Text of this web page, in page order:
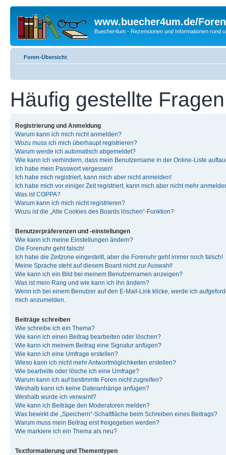
www.buecher4um.de/Foren
Buecher4um - Rezensionen und Informationen rund
Foren-Übersicht
Häufig gestellte Fragen
Registrierung und Anmeldung
Warum kann ich mich nicht anmelden?
Wozu muss ich mich überhaupt registrieren?
Warum werde ich automatisch abgemeldet?
Wie kann ich verhindern, dass mein Benutzername in der Online-Liste
Ich habe mein Passwort vergessen!
Ich habe mich registriert, kann mich aber nicht anmelden!
Ich habe mich vor einiger Zeit registriert, kann mich aber nicht mehr
Was ist COPPA?
Warum kann ich mich nicht registrieren?
Wozu ist die „Alle Cookies des Boards löschen“-Funktion?
Benutzerpräferenzen und -einstellungen
Wie kann ich meine Einstellungen ändern?
Die Forenuhr geht falsch!
Ich habe die Zeitzone eingestellt, aber die Forenuhr geht immer noch falsch!
Meine Sprache steht auf diesem Board nicht zur Auswahl!
Wie kann ich ein Bild bei meinem Benutzernamen anzeigen?
Was ist mein Rang und wie kann ich ihn ändern?
Wenn ich bei einem Benutzer auf den E-Mail-Link klicke, werde ich
mich anzumelden.
Beiträge schreiben
Wie schreibe ich ein Thema?
Wie kann ich einen Beitrag bearbeiten oder löschen?
Wie kann ich meinem Beitrag eine Signatur anfügen?
Wie kann ich eine Umfrage erstellen?
Wieso kann ich nicht mehr Antwortmöglichkeiten erstellen?
Wie bearbeite oder lösche ich eine Umfrage?
Warum kann ich auf bestimmte Foren nicht zugreifen?
Weshalb kann ich keine Dateianhänge anfügen?
Weshalb wurde ich verwarnt?
Wie kann ich Beiträge den Moderatoren melden?
Was bewirkt die „Speichern“-Schaltfläche beim Schreiben eines Beitrags?
Warum muss mein Beitrag erst freigegeben werden?
Wie markiere ich ein Thema als neu?
Textformatierung und Thementypen